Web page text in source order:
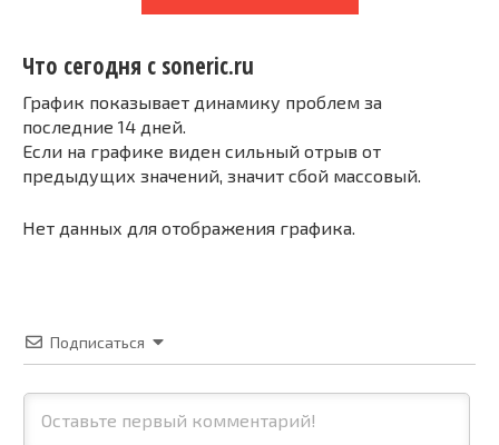
Что сегодня с soneric.ru
График показывает динамику проблем за
последние 14 дней.
Если на графике виден сильный отрыв от
предыдущих значений, значит сбой массовый.
Нет данных для отображения графика.
Подписаться